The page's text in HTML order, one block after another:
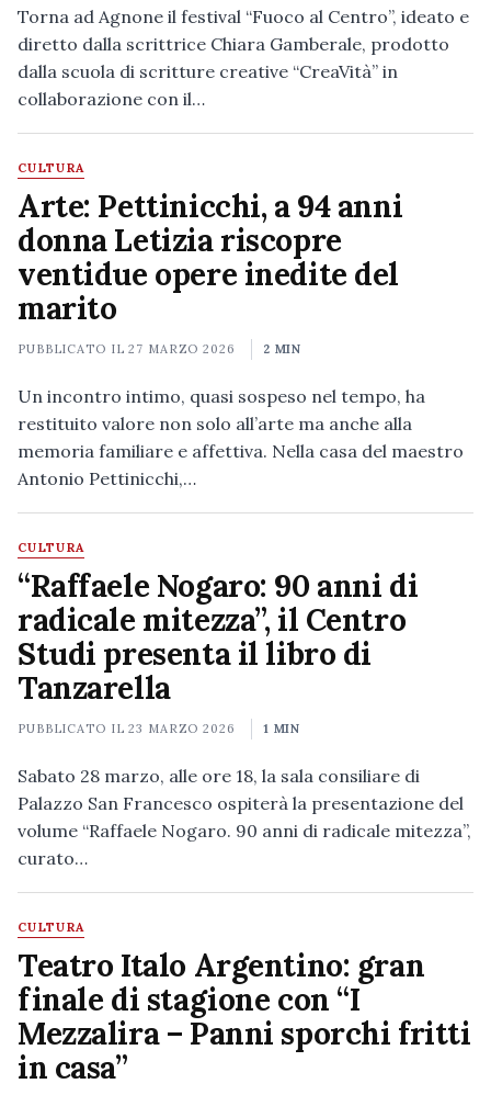
Torna ad Agnone il festival “Fuoco al Centro”, ideato e
diretto dalla scrittrice Chiara Gamberale, prodotto
dalla scuola di scritture creative “CreaVità” in
collaborazione con il…
CULTURA
Arte: Pettinicchi, a 94 anni
donna Letizia riscopre
ventidue opere inedite del
marito
PUBBLICATO IL27 MARZO 2026 2 MIN
Un incontro intimo, quasi sospeso nel tempo, ha
restituito valore non solo all’arte ma anche alla
memoria familiare e affettiva. Nella casa del maestro
Antonio Pettinicchi,…
CULTURA
“Raffaele Nogaro: 90 anni di
radicale mitezza”, il Centro
Studi presenta il libro di
Tanzarella
PUBBLICATO IL23 MARZO 2026 1 MIN
Sabato 28 marzo, alle ore 18, la sala consiliare di
Palazzo San Francesco ospiterà la presentazione del
volume “Raffaele Nogaro. 90 anni di radicale mitezza”,
curato…
CULTURA
Teatro Italo Argentino: gran
finale di stagione con “I
Mezzalira – Panni sporchi fritti
in casa”